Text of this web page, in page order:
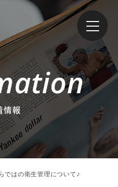
情報
ではの衛生管理について♪